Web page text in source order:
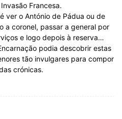
Francesa.
ver o António de Pádua ou de
a coronel, passar a general por
e logo depois à reserva…
podia descobrir estas
tão invulgares para compor
crónicas.